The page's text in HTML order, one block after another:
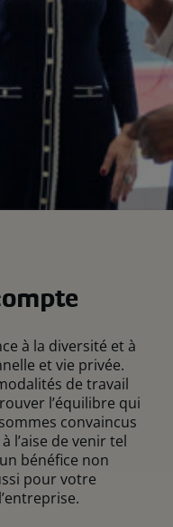
à la diversité et à
et vie privée.
de travail
l’équilibre qui
convaincus
l’aise de venir tel
bénéfice non
pour votre